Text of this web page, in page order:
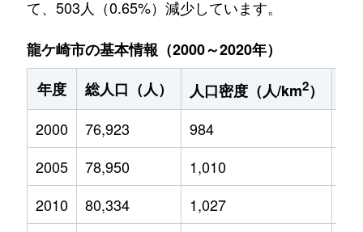
て、503人（0.65%）減少しています。
龍ケ崎市の基本情報（2000～2020年）
年度
総人口（人） 人口密度（人/km2）
2000
76,923 984
2005
78,950 1,010
2010
80,334 1,027